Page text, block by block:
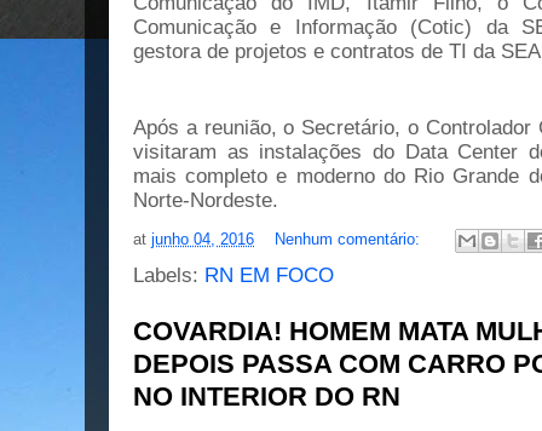
Comunicação e Informação (Cotic) da
gestora de projetos e contratos de TI da
Após a reunião, o Secretário, o
visitaram as instalações do Data Center
mais completo e moderno do Rio Grande
Norte-Nordeste.
at junho 04, 2016 Nenhum comentário:
Labels: RN EM FOCO
COVARDIA! HOMEM MATA
DEPOIS PASSA COM CARRO
NO INTERIOR DO RN